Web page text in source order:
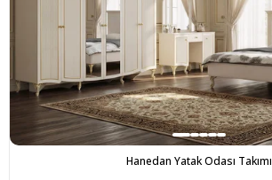
Hanedan Yatak Odası Takımı